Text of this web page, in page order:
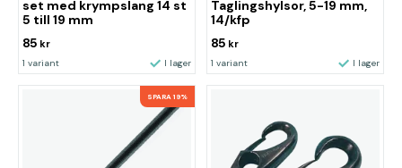
set med krympslang 14 st
5 till 19 mm
85 kr
1 variant I lager
Taglingshylsor, 5-19 mm,
14/kfp
85 kr
1 variant I lager
SPARA 19%